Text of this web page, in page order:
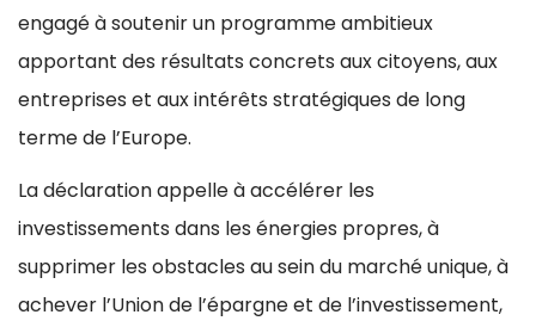
engagé à soutenir un programme ambitieux
apportant des résultats concrets aux citoyens, aux
entreprises et aux intérêts stratégiques de long
terme de l’Europe.
La déclaration appelle à accélérer les
investissements dans les énergies propres, à
supprimer les obstacles au sein du marché unique, à
achever l’Union de l’épargne et de l’investissement,